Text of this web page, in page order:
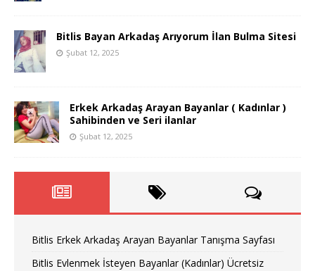
Bitlis Bayan Arkadaş Arıyorum İlan Bulma Sitesi
Şubat 12, 2025
Erkek Arkadaş Arayan Bayanlar ( Kadınlar )
Sahibinden ve Seri ilanlar
Şubat 12, 2025
Bitlis Erkek Arkadaş Arayan Bayanlar Tanışma Sayfası
Bitlis Evlenmek İsteyen Bayanlar (Kadınlar) Ücretsiz